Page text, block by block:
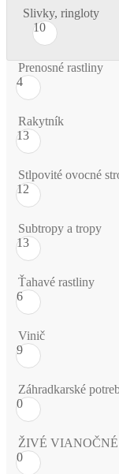
Slivky, ringloty
10
Prenosné rastliny
4
Rakytník
13
Stlpovité ovocné
12
Subtropy a tropy
13
Ťahavé rastliny
6
Vinič
9
Záhradkarské
0
ŽIVÉ
0